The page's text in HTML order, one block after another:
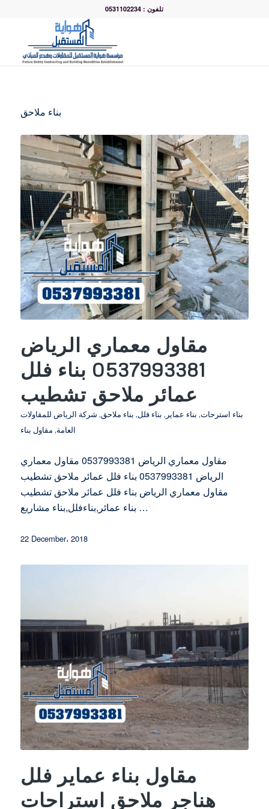
تلفون : 0531102234
بناء ملاحق
مقاول معماري الرياض
0537993381 بناء فلل
عمائر ملاحق تشطيب
بناء استرحات, بناء عماير , بناء فلل, بناء ملاحق, شركة الرياض للمقاولات
العامة, مقاول بناء
مقاول معماري الرياض 0537993381 مقاول معماري
الرياض 0537993381 بناء فلل عمائر ملاحق تشطيب
مقاول معماري الرياض بناء فلل عمائر ملاحق تشطيب
بناء عمائر,بناءفلل,بناء مشاريع…
22 December، 2018
مقاول بناء عماير فلل
هناجر ملاحق استراحات